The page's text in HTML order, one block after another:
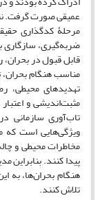
عمیقی صورت گرفت.
مرحلۀ کدگذاری
ضربه‌گیری، سازگاری
قابل قبول در بحران،
مناسب هنگام بحران،
تهدیدهای محیطی،
مثبت‌اندیشی و
تاب‌آوری سازمانی
ویژگی‌هایی است که
مخاطرات محیطی و
پیدا کنند.
هنگام بحران‌ها، به
تلاش کنند.